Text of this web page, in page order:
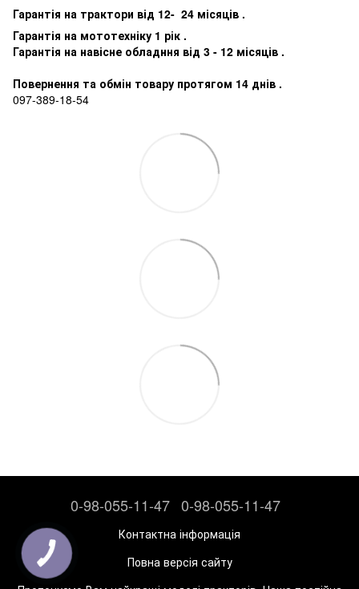
Гарантія на трактори від 12- 24 місяців .
Гарантія на мототехніку 1 рік .
Гарантія на навісне обладння від 3 - 12 місяців .
Повернення та обмін товару протягом 14 днів .
097-389-18-54
0-98-055-11-47 0-98-055-11-47
Контактна інформація
Повна версія сайту